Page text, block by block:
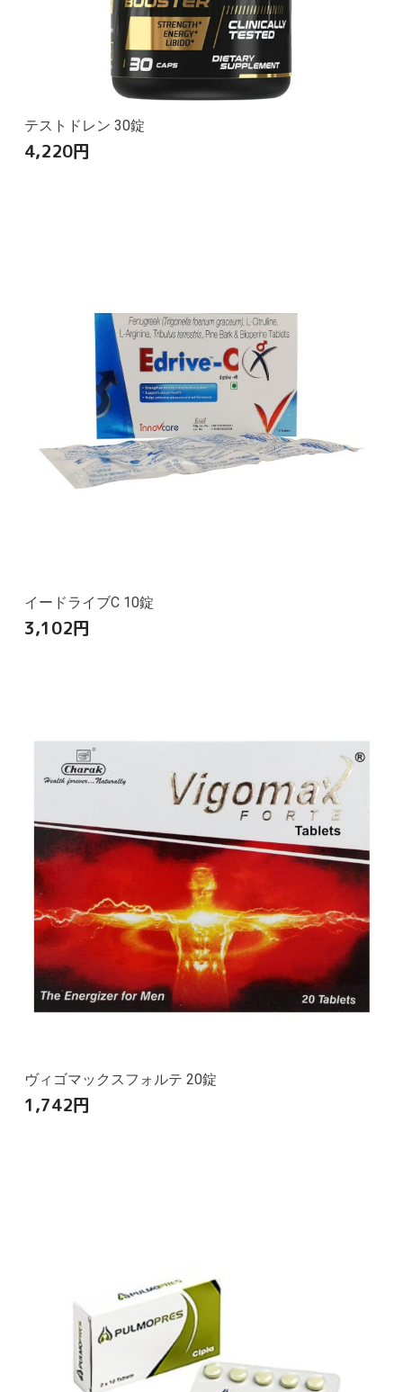
テストドレン 30錠
4,220円
イードライブC 10錠
3,102円
ヴィゴマックスフォルテ 20錠
1,742円